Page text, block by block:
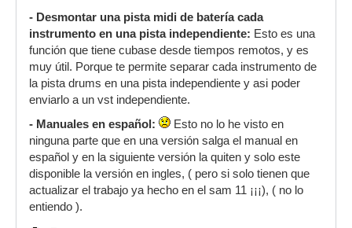
- Desmontar una pista midi de batería cada
instrumento en una pista independiente: Esto es una
función que tiene cubase desde tiempos remotos, y es
muy útil. Porque te permite separar cada instrumento de
la pista drums en una pista independiente y asi poder
enviarlo a un vst independiente.
- Manuales en español:
Esto no lo he visto en
ninguna parte que en una versión salga el manual en
español y en la siguiente versión la quiten y solo este
disponible la versión en ingles, ( pero si solo tienen que
actualizar el trabajo ya hecho en el sam 11 ¡¡¡), ( no lo
entiendo ).